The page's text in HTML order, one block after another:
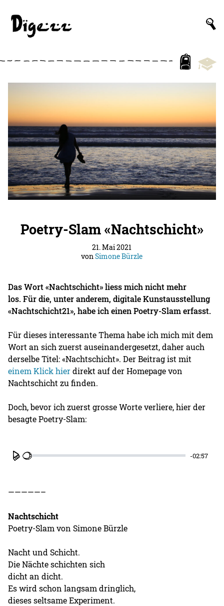
Poetry-Slam «Nachtschicht»
21. Mai 2021
vonSimone Bürzle
Das Wort «Nachtschicht» liess mich nicht mehr
los. Für die, unter anderem, digitale Kunstausstellung
«Nachtschicht21», habe ich einen Poetry-Slam erfasst.
Für dieses interessante Thema habe ich mich mit dem
Wort an sich zuerst auseinandergesetzt, daher auch
derselbe Titel: «Nachtschicht». Der Beitrag ist mit
einem Klick hierdirekt auf der Homepage von
Nachtschicht zu finden.
Doch, bevor ich zuerst grosse Worte verliere, hier der
besagte Poetry-Slam:
Play
-02:57
—————–
Nachtschicht
Poetry-Slam von Simone Bürzle
Nacht und Schicht.
Die Nächte schichten sich
dicht an dicht.
Es wird schon langsam dringlich,
dieses seltsame Experiment.